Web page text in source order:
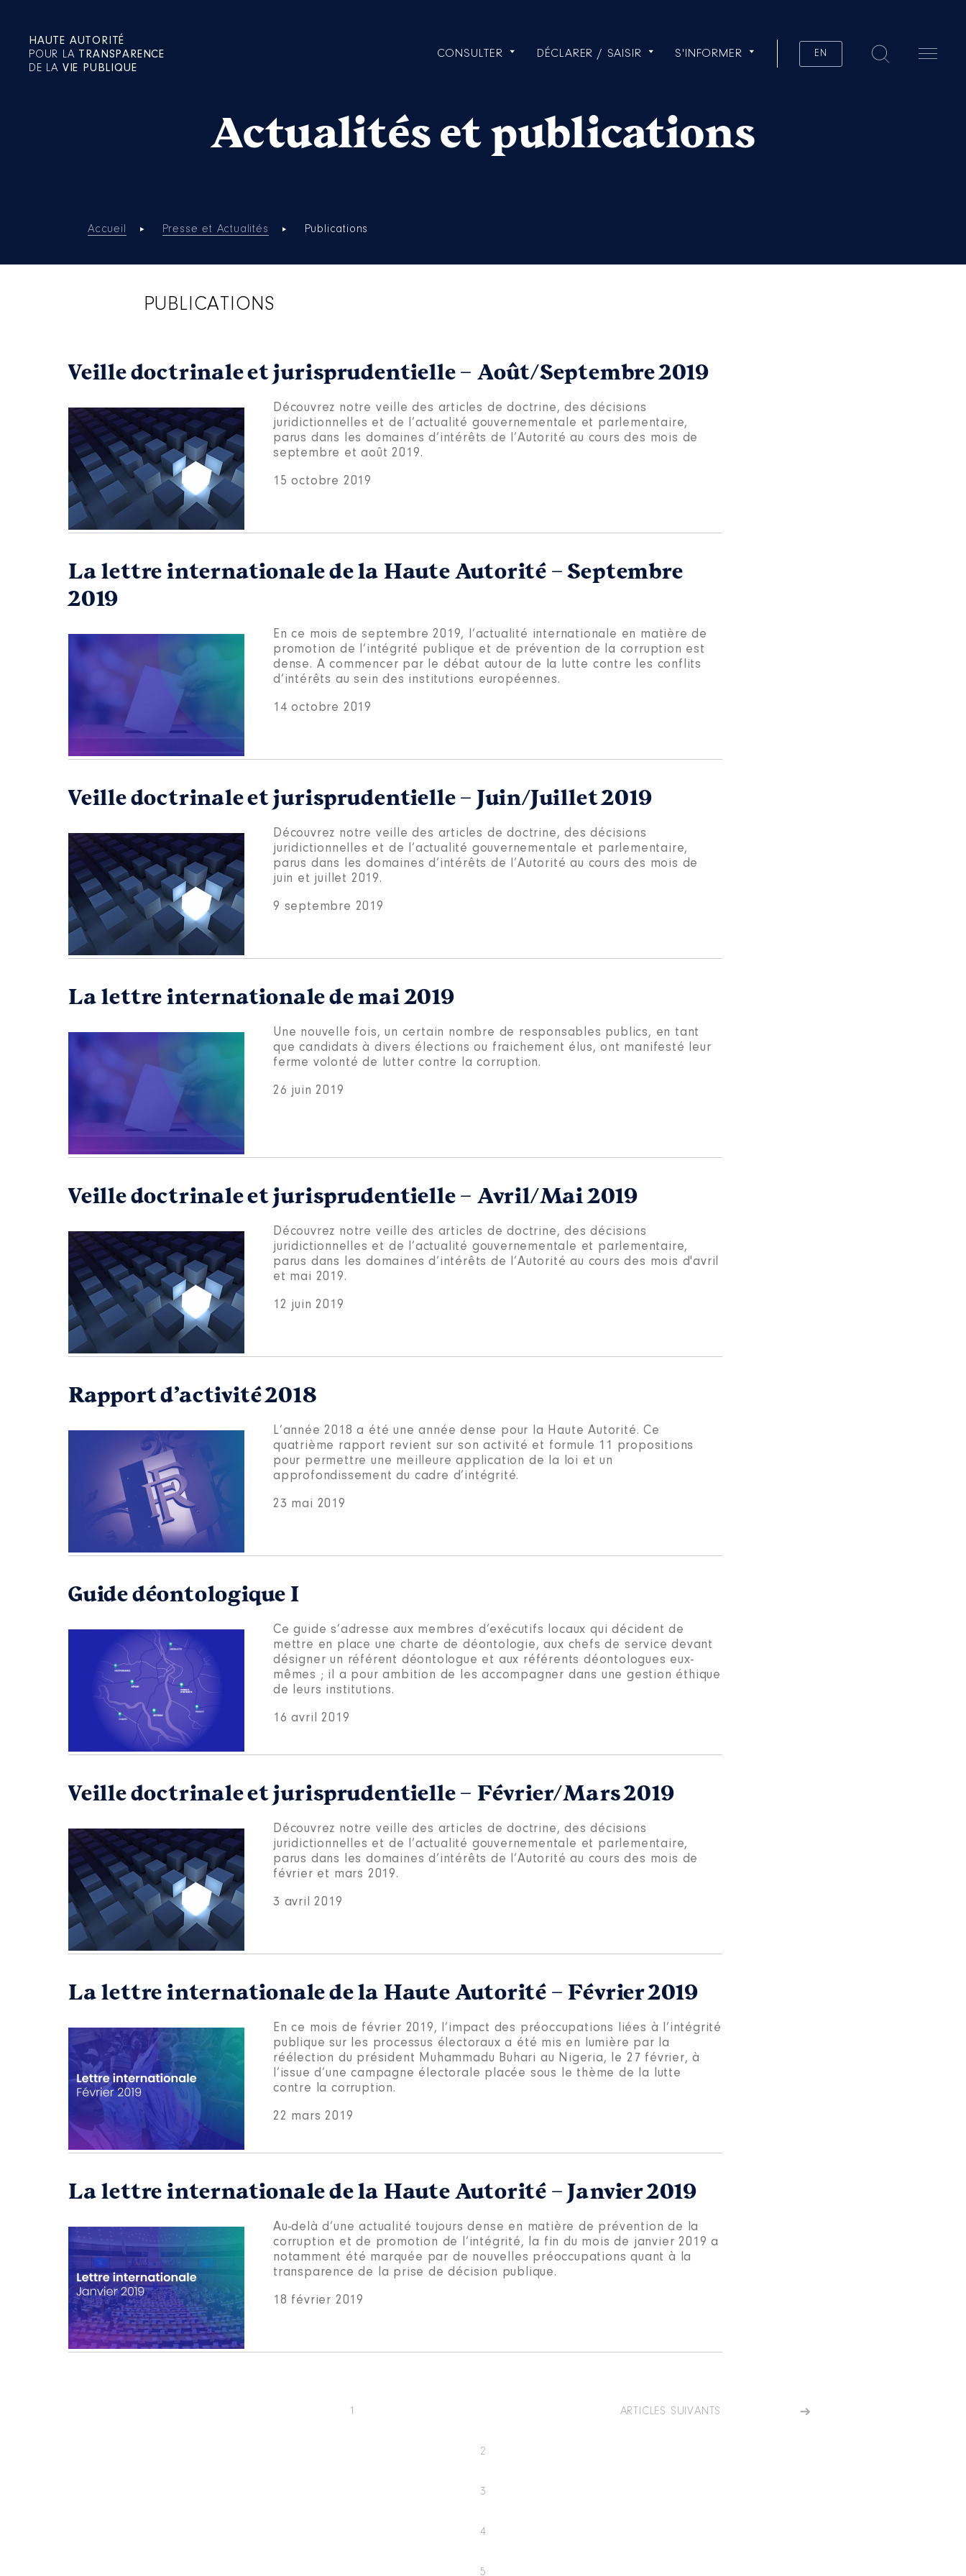
HAUTE AUTORITÉ
POUR LA TRANSPARENCE
DE LA VIE PUBLIQUE
CONSULTER DÉCLARER / SAISIR S'INFORMER EN
Actualités et publications
Accueil Presse et Actualités Publications
PUBLICATIONS
Veille doctrinale et jurisprudentielle – Août/Septembre 2019
Découvrez notre veille des articles de doctrine, des décisions
juridictionnelles et de l’actualité gouvernementale et parlementaire,
parus dans les domaines d’intérêts de l’Autorité au cours des mois de
septembre et août 2019.
15 octobre 2019
La lettre internationale de la Haute Autorité – Septembre
2019
En ce mois de septembre 2019, l’actualité internationale en matière de
promotion de l’intégrité publique et de prévention de la corruption est
dense. A commencer par le débat autour de la lutte contre les conflits
d’intérêts au sein des institutions européennes.
14 octobre 2019
Veille doctrinale et jurisprudentielle – Juin/Juillet 2019
Découvrez notre veille des articles de doctrine, des décisions
juridictionnelles et de l’actualité gouvernementale et parlementaire,
parus dans les domaines d’intérêts de l’Autorité au cours des mois de
juin et juillet 2019.
9 septembre 2019
La lettre internationale de mai 2019
Une nouvelle fois, un certain nombre de responsables publics, en tant
que candidats à divers élections ou fraichement élus, ont manifesté leur
ferme volonté de lutter contre la corruption.
26 juin 2019
Veille doctrinale et jurisprudentielle – Avril/Mai 2019
Découvrez notre veille des articles de doctrine, des décisions
juridictionnelles et de l’actualité gouvernementale et parlementaire,
parus dans les domaines d’intérêts de l’Autorité au cours des mois d'avril
et mai 2019.
12 juin 2019
Rapport d’activité 2018
L’année 2018 a été une année dense pour la Haute Autorité. Ce
quatrième rapport revient sur son activité et formule 11 propositions
pour permettre une meilleure application de la loi et un
approfondissement du cadre d’intégrité.
23 mai 2019
Guide déontologique I
Ce guide s’adresse aux membres d’exécutifs locaux qui décident de
mettre en place une charte de déontologie, aux chefs de service devant
désigner un référent déontologue et aux référents déontologues eux-
mêmes ; il a pour ambition de les accompagner dans une gestion éthique
de leurs institutions.
16 avril 2019
Veille doctrinale et jurisprudentielle – Février/Mars 2019
Découvrez notre veille des articles de doctrine, des décisions
juridictionnelles et de l’actualité gouvernementale et parlementaire,
parus dans les domaines d’intérêts de l’Autorité au cours des mois de
février et mars 2019.
3 avril 2019
La lettre internationale de la Haute Autorité – Février 2019
En ce mois de février 2019, l’impact des préoccupations liées à l’intégrité
publique sur les processus électoraux a été mis en lumière par la
réélection du président Muhammadu Buhari au Nigeria, le 27 février, à
l’issue d’une campagne électorale placée sous le thème de la lutte
contre la corruption.
22 mars 2019
La lettre internationale de la Haute Autorité – Janvier 2019
Au-delà d’une actualité toujours dense en matière de prévention de la
corruption et de promotion de l’intégrité, la fin du mois de janvier 2019 a
notamment été marquée par de nouvelles préoccupations quant à la
transparence de la prise de décision publique.
18 février 2019
ARTICLES SUIVANTS
1
2
3
4
5